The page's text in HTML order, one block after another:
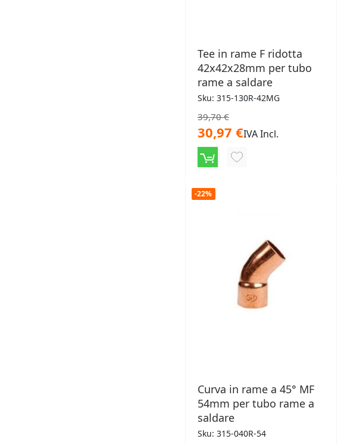
Tee in rame F ridotta
42x42x28mm per tubo
rame a saldare
Sku: 315-130R-42MG
39,70 €
30,97 €IVA Incl.
AGGIUNGI
-22%
Curva in rame a 45° MF
54mm per tubo rame a
saldare
Sku: 315-040R-54